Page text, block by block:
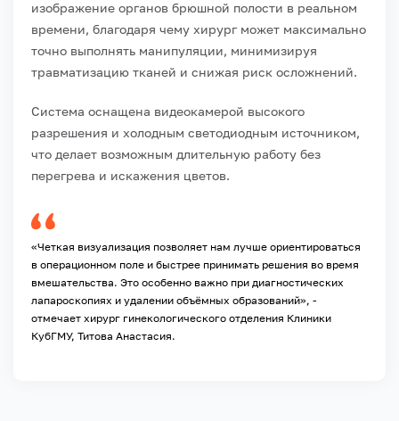
изображение органов брюшной полости в реальном
времени, благодаря чему хирург может максимально
точно выполнять манипуляции, минимизируя
травматизацию тканей и снижая риск осложнений.
Система оснащена видеокамерой высокого
разрешения и холодным светодиодным источником,
что делает возможным длительную работу без
перегрева и искажения цветов.
«Четкая визуализация позволяет нам лучше ориентироваться
в операционном поле и быстрее принимать решения во время
вмешательства. Это особенно важно при диагностических
лапароскопиях и удалении объёмных образований», -
отмечает хирург гинекологического отделения Клиники
КубГМУ, Титова Анастасия.